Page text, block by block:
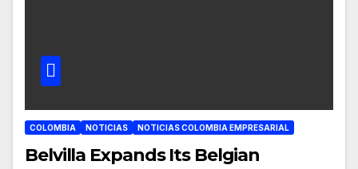
COLOMBIA NOTICIAS NOTICIAS COLOMBIA EMPRESARIAL
Belvilla Expands Its Belgian